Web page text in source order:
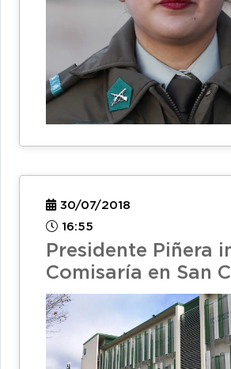
30/07/2018
16:55
Presidente Piñera
Comisaría en San